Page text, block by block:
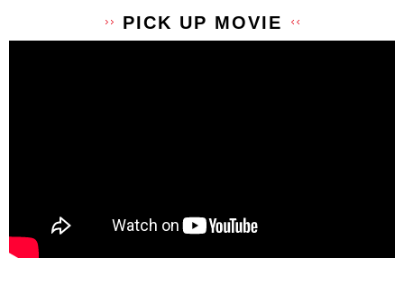
PICK UP MOVIE